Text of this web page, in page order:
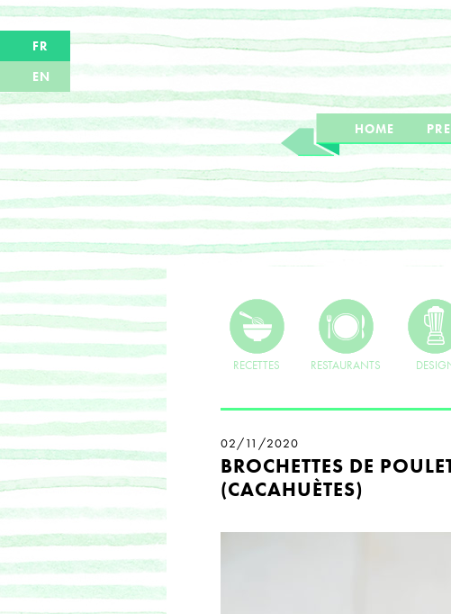
FR
EN
HOME
RECETTES RESTAURANTS
02/11/2020
BROCHETTES DE
(CACAHUÈTES)